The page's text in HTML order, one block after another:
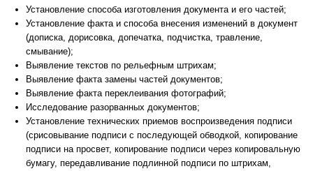
Установление способа изготовления документа и его частей;
Установление факта и способа внесения изменений в документ
(дописка, дорисовка, допечатка, подчистка, травление,
смывание);
Выявление текстов по рельефным штрихам;
Выявление факта замены частей документов;
Выявление факта переклеивания фотографий;
Исследование разорванных документов;
Установление технических приемов воспроизведения подписи
(срисовывание подписи с последующей обводкой, копирование
подписи на просвет, копирование подписи через копировальную
бумагу, передавливание подлинной подписи по штрихам,